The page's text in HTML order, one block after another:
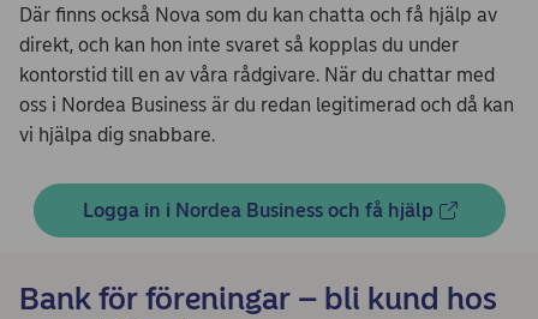
Där finns också Nova som du kan chatta och få hjälp av
direkt, och kan hon inte svaret så kopplas du under
kontorstid till en av våra rådgivare. När du chattar med
oss i Nordea Business är du redan legitimerad och då kan
vi hjälpa dig snabbare.
Logga in i Nordea Business och få hjälp
Bank för föreningar – bli kund hos